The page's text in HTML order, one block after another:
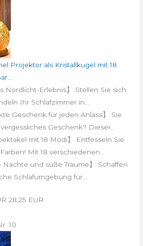
Projektor als Kristallkugel mit 18
Nordlicht-Erlebnis】 Stellen Sie sich
Ihr Schlafzimmer in...
Geschenk für jeden Anlass】 Sie
Geschenk? Dieser...
mit 18 Modi】 Entfesseln Sie
Mit 18 verschiedenen...
Nächte und süße Träume】 Schaffen
Schlafumgebung für...
28,25 EUR
10